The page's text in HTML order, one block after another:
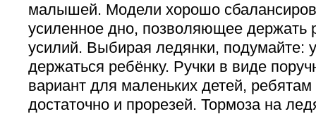
малышей. Модели хорошо
усиленное дно, позволяющее держать
усилий. Выбирая ледянки, подумайте:
держаться ребёнку. Ручки в виде
вариант для маленьких детей,
достаточно и прорезей. Тормоза на